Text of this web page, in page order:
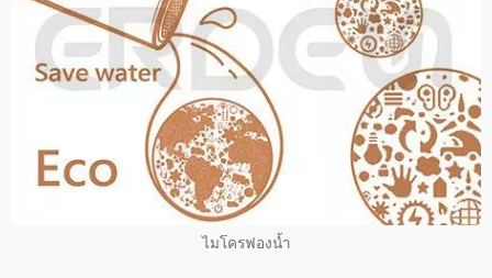
ไมโครฟองน้ำ